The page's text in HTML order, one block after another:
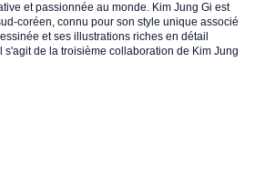
et passionnée au monde. Kim Jung Gi est
coréen, connu pour son style unique associé
et ses illustrations riches en détail
s'agit de la troisième collaboration de Kim Jung